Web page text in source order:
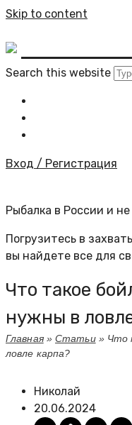
Skip to content
Search this website
Вход / Регистрация
Рыбалка в России и не
Погрузитесь в
вы найдете все для
Что такое
нужны в
Главная»Статьи» Что
ловле карпа?
Николай
20.06.2024